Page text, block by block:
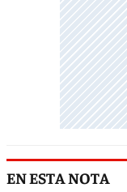
EN ESTA NOTA